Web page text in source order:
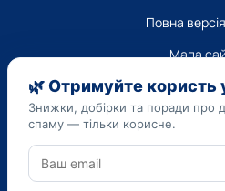
Повна
Мапа
ТОВ “ДО
Код ЄДРПОУ
Дата реєстрації
Наведена на сайті dobavki.ua
Ознайомчий характер. Не